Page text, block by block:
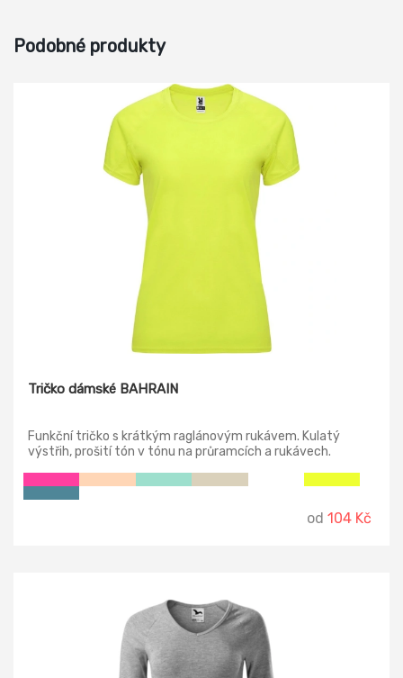
Podobné produkty
Tričko dámské BAHRAIN
Funkční tričko s krátkým raglánovým rukávem. Kulatý
výstřih, prošití tón v tónu na průramcích a rukávech.
od 104 Kč